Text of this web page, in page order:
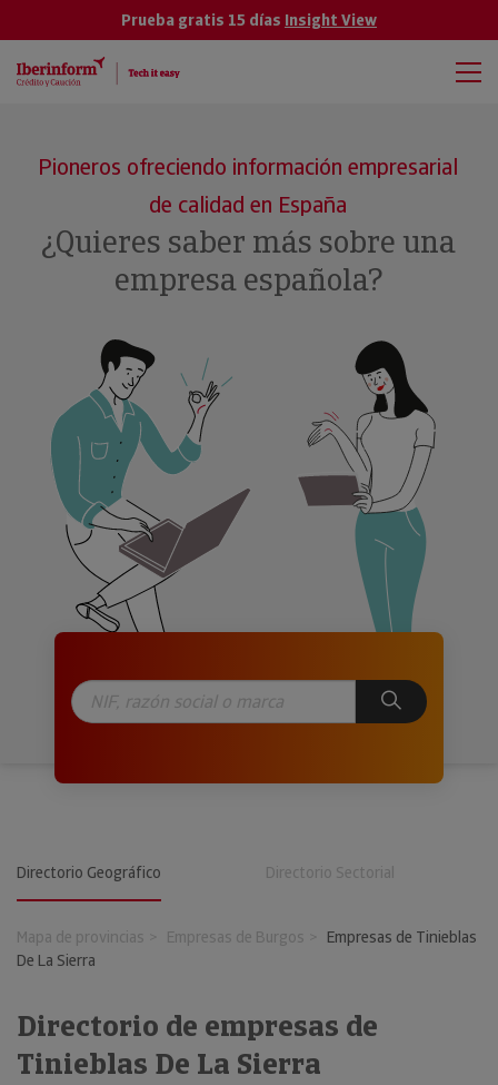
Prueba gratis 15 días Insight View
Pioneros ofreciendo información empresarial
de calidad en España
¿Quieres saber más sobre una
empresa española?
Directorio Geográfico Directorio Sectorial
Mapa de provincias Empresas de Burgos
Empresas de Tinieblas
De La Sierra
Directorio de empresas de
Tinieblas De La Sierra